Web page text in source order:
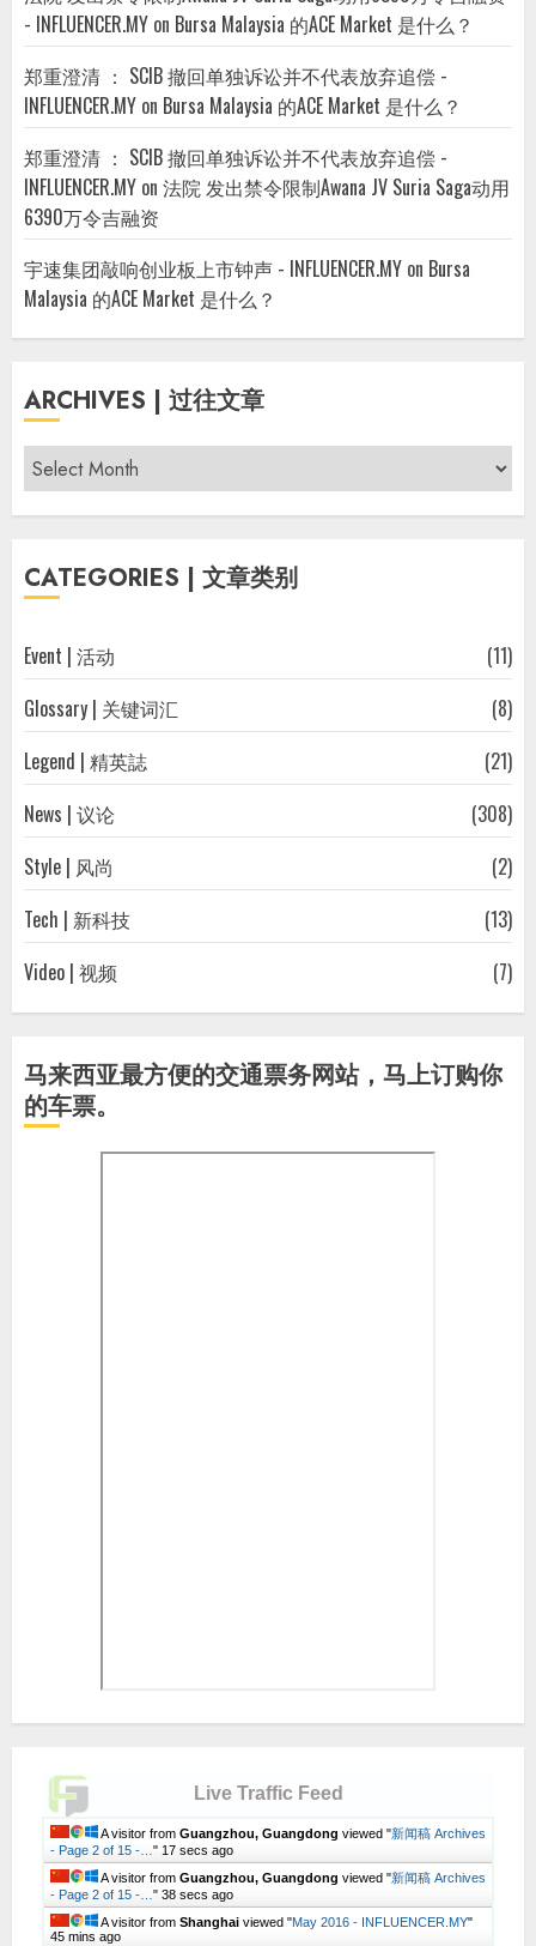
- INFLUENCER.MY on Bursa Malaysia 的ACE Market 是什么？
郑重澄清 ： SCIB 撤回单独诉讼并不代表放弃追偿 -
INFLUENCER.MY on Bursa Malaysia 的ACE Market 是什么？
郑重澄清 ： SCIB 撤回单独诉讼并不代表放弃追偿 -
INFLUENCER.MY on 法院 发出禁令限制Awana JV Suria Saga动用
6390万令吉融资
宇速集团敲响创业板上市钟声 - INFLUENCER.MY on Bursa
Malaysia 的ACE Market 是什么？
ARCHIVES | 过往文章
Archives
|
过
文
CATEGORIES | 文章类别
Event | 活动
(11)
Glossary | 关键词汇
(8)
Legend | 精英誌
(21)
News | 议论
(308)
Style | 风尚
(2)
Tech | 新科技
(13)
Video | 视频
(7)
马来西亚最方便的交通票务网站，马上订购你
的车票。
Live Traffic Feed
A visitor from Guangzhou, Guangdong viewed "新闻稿 Archives
- Page 2 of 15 -… " 17 secs ago
A visitor from Guangzhou, Guangdong viewed "新闻稿 Archives
- Page 2 of 15 -… " 38 secs ago
A visitor from Shanghai viewed "May 2016 - INFLUENCER.MY"
45 mins ago